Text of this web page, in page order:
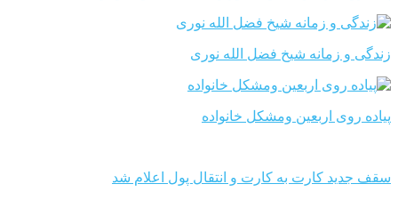
زندگی و زمانه شیخ فضل الله نوری
پیاده روی اربعین ومشکل خانواده
سقف جدید کارت به کارت و انتقال پول اعلام شد